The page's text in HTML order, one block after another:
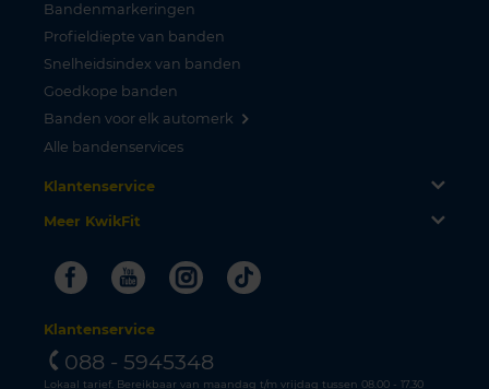
Bandenmarkeringen
Profieldiepte van banden
Snelheidsindex van banden
Goedkope banden
Banden voor elk automerk
Alle bandenservices
Klantenservice
Meer KwikFit
FacebookYoutubeInstagram
Tiktok
Klantenservice
088 - 5945348
Lokaal tarief. Bereikbaar van maandag t/m vrijdag tussen 08.00 - 17.30